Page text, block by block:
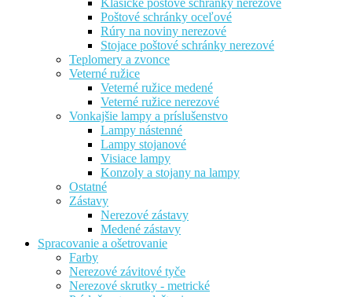
Poštové schránky oceľové
Rúry na noviny nerezové
Stojace poštové schránky nerezové
Teplomery a zvonce
Veterné ružice
Veterné ružice medené
Veterné ružice nerezové
Vonkajšie lampy a príslušenstvo
Lampy nástenné
Lampy stojanové
Visiace lampy
Konzoly a stojany na lampy
Ostatné
Zástavy
Nerezové zástavy
Medené zástavy
Spracovanie a ošetrovanie
Farby
Nerezové závitové tyče
Nerezové skrutky - metrické